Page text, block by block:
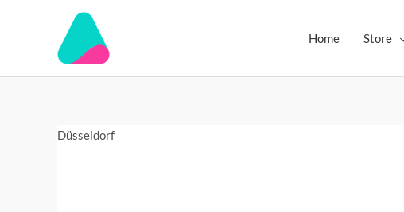
Home Store
Düsseldorf